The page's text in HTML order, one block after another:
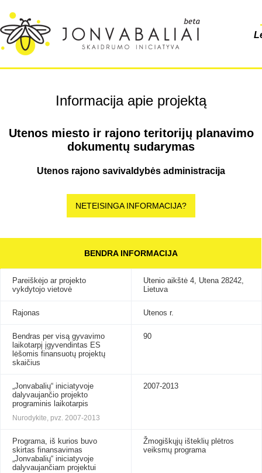
Informacija apie projektą
Utenos miesto ir rajono teritorijų planavimo
dokumentų sudarymas
Utenos rajono savivaldybės administracija
NETEISINGA INFORMACIJA?
BENDRA INFORMACIJA
Pareiškėjo ar projekto
vykdytojo vietovė
Utenio aikštė 4, Utena 28242,
Lietuva
Rajonas Utenos r.
Bendras per visą gyvavimo
laikotarpį įgyvendintas ES
lėšomis finansuotų projektų
skaičius
90
„Jonvabalių“ iniciatyvoje
dalyvaujančio projekto
programinis laikotarpis
Nurodykite, pvz. 2007-2013
2007-2013
Programa, iš kurios buvo
skirtas finansavimas
„Jonvabalių“ iniciatyvoje
dalyvaujančiam projektui
Žmogiškųjų išteklių plėtros
veiksmų programa